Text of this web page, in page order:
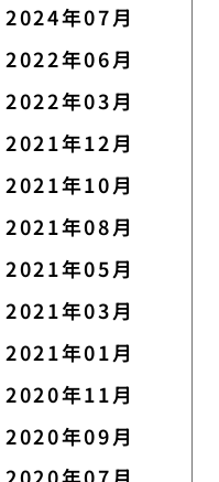
2024年07月
2022年06月
2022年03月
2021年12月
2021年10月
2021年08月
2021年05月
2021年03月
2021年01月
2020年11月
2020年09月